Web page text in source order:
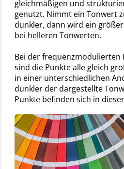
gleichmäßigen und
genutzt. Nimmt ein Tonwert
dunkler, dann wird ein
bei helleren Tonwerten.
Bei der frequenzmodulierten
sind die Punkte alle gleich
in einer unterschiedlichen
dunkler der dargestellte
Punkte befinden sich in